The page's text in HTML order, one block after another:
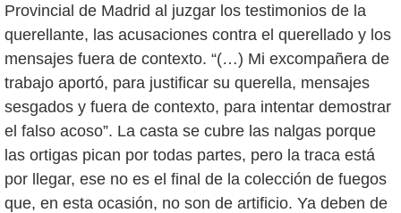
Provincial de Madrid al juzgar los testimonios de la
querellante, las acusaciones contra el querellado y los
mensajes fuera de contexto. “(…) Mi excompañera de
trabajo aportó, para justificar su querella, mensajes
sesgados y fuera de contexto, para intentar demostrar
el falso acoso”. La casta se cubre las nalgas porque
las ortigas pican por todas partes, pero la traca está
por llegar, ese no es el final de la colección de fuegos
que, en esta ocasión, no son de artificio. Ya deben de